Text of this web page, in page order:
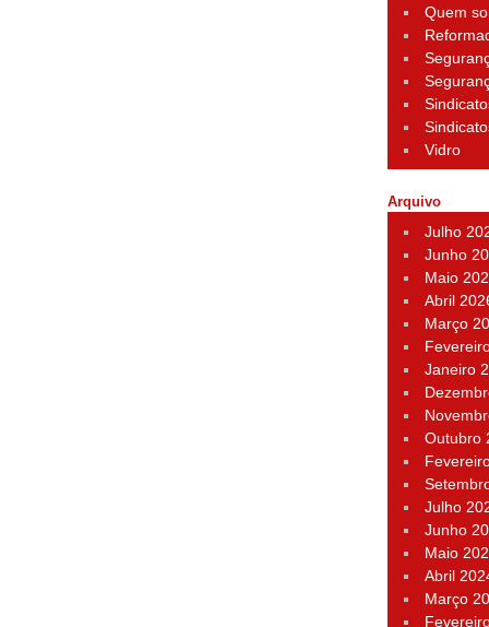
Quem
Vidro
Arquivo
Julho
Junho
Maio
Abril
Março
Janeiro
Outubro
Julho
Junho
Maio
Abril
Março